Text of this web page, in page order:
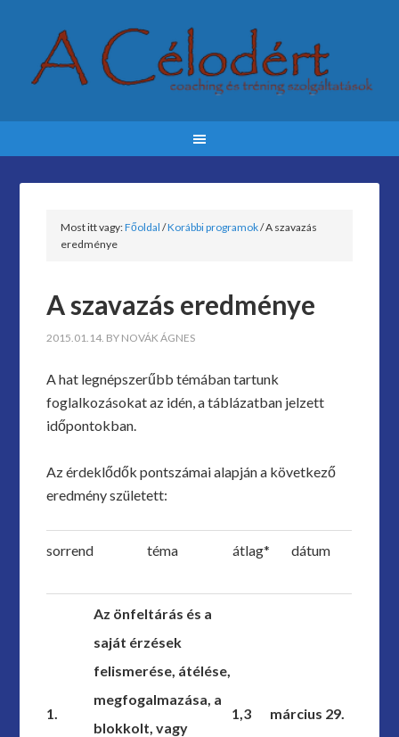
Most itt vagy:Főoldal /Korábbi programok/A szavazás
eredménye
A szavazás eredménye
2015.01.14. BY NOVÁK ÁGNES
A hat legnépszerűbb témában tartunk
foglalkozásokat az idén, a táblázatban jelzett
időpontokban.
Az érdeklődők pontszámai alapján a következő
eredmény született:
sorrend téma átlag* dátum
1.
Az önfeltárás és a
saját érzések
felismerése, átélése,
megfogalmazása, a
blokkolt, vagy
1,3 március 29.